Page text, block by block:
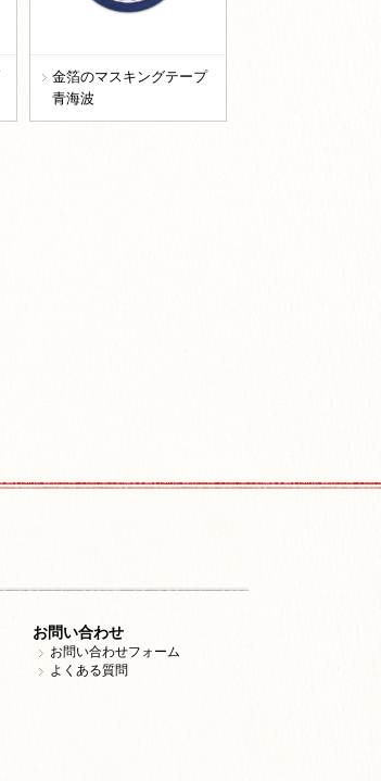
金箔のマスキングテープ
青海波
お問い合わせ
お問い合わせフォーム
よくある質問